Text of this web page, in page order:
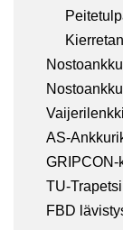
AS-
GRIPCON-
TU-
FBD